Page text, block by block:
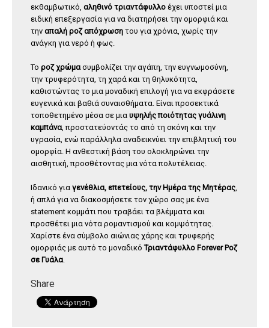
εκθαμβωτικό, αληθινό τριαντάφυλλο έχει υποστεί μια
ειδική επεξεργασία για να διατηρήσει την ομορφιά και
την απαλή ροζ απόχρωση του για χρόνια, χωρίς την
ανάγκη για νερό ή φως.
Το ροζ χρώμασυμβολίζει την αγάπη, την ευγνωμοσύνη,
την τρυφερότητα, τη χαρά και τη θηλυκότητα,
καθιστώντας το μια μοναδική επιλογή για να εκφράσετε
ευγενικά και βαθιά συναισθήματα. Είναι προσεκτικά
τοποθετημένο μέσα σε μια υψηλής ποιότητας γυάλινη
καμπάνα, προστατεύοντάς το από τη σκόνη και την
υγρασία, ενώ παράλληλα αναδεικνύει την επιβλητική του
ομορφία. Η ανθεστική βάση του ολοκληρώνει την
αισθητική, προσθέτοντας μια νότα πολυτέλειας.
Ιδανικό για γενέθλια, επετείους, την Ημέρα της Μητέρας,
ή απλά για να διακοσμήσετε τον χώρο σας με ένα
statement κομμάτι που τραβάει τα βλέμματα και
προσθέτει μια νότα ρομαντισμού και κομψότητας.
Χαρίστε ένα σύμβολο αιώνιας χάρης και τρυφερής
ομορφιάς με αυτό το μοναδικόΤριαντάφυλλο Forever Ροζ
σε Γυάλα.
Share